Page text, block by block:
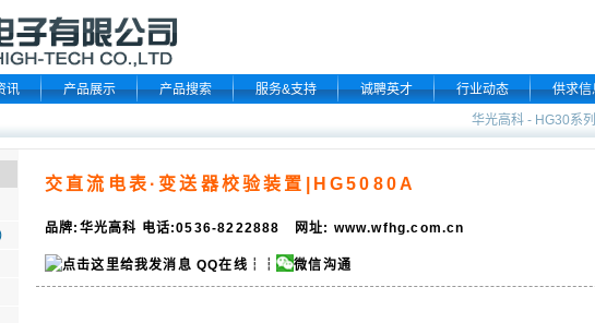
讯 产品展示 产品搜索 服务&支持 诚聘英才 行业动态 供求信
华光高科 - HG30系
交直流电表·变送器校验装置|HG5080A
品牌:华光高科 电话:0536-8222888 网址: www.wfhg.com.cn
QQ在线 ┆┆ 微信沟通